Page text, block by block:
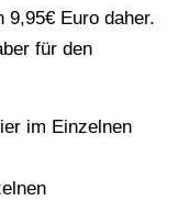
9,95€ Euro daher.
für den
im Einzelnen